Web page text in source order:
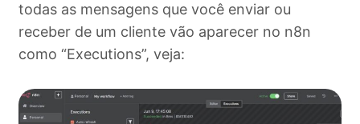
todas as mensagens que você enviar ou
receber de um cliente vão aparecer no n8n
como “Executions”, veja: